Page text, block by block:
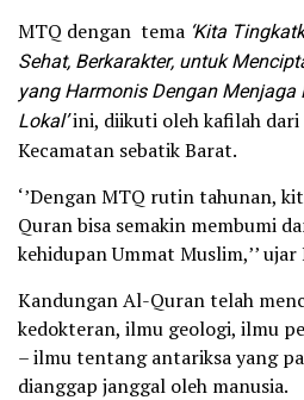
MTQ dengan tema ‘Kita
Sehat, Berkarakter, untuk
yang Harmonis Dengan
Lokal’ini, diikuti oleh kafilah dari
Kecamatan sebatik Barat.
‘’Dengan MTQ rutin tahunan,
Quran bisa semakin membumi
kehidupan Ummat Muslim,’’ ujar
Kandungan Al-Quran telah
kedokteran, ilmu geologi, ilmu
– ilmu tentang antariksa yang
dianggap janggal oleh manusia.